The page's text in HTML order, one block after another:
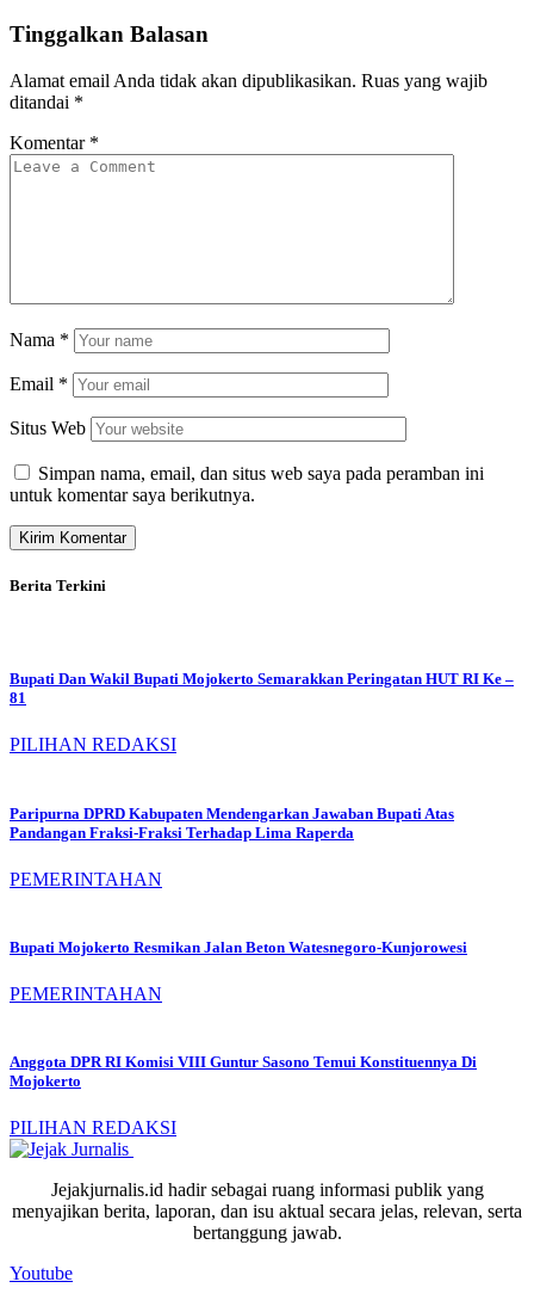
Tinggalkan Balasan
Alamat email Anda tidak akan dipublikasikan. Ruas yang wajib
ditandai *
Komentar *
Nama *
Email *
Situs Web
Simpan nama, email, dan situs web saya pada peramban ini
untuk komentar saya berikutnya.
Berita Terkini
Bupati Dan Wakil Bupati Mojokerto Semarakkan Peringatan HUT RI Ke –
81
PILIHAN REDAKSI
Paripurna DPRD Kabupaten Mendengarkan Jawaban Bupati Atas
Pandangan Fraksi-Fraksi Terhadap Lima Raperda
PEMERINTAHAN
Bupati Mojokerto Resmikan Jalan Beton Watesnegoro-Kunjorowesi
PEMERINTAHAN
Anggota DPR RI Komisi VIII Guntur Sasono Temui Konstituennya Di
Mojokerto
PILIHAN REDAKSI
Jejakjurnalis.id hadir sebagai ruang informasi publik yang
menyajikan berita, laporan, dan isu aktual secara jelas, relevan, serta
bertanggung jawab.
Youtube